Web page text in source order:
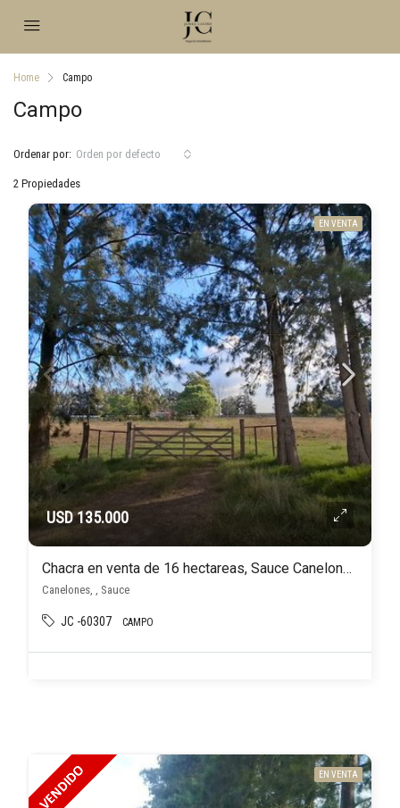
Home Campo
Campo
2 Propiedades
Ordenar por: Orden por defecto
EN VENTA
USD 135.000
Chacra en venta de 16 hectareas, Sauce Canelones
Canelones, , Sauce
JC -60307 CAMPO
EN VENTA